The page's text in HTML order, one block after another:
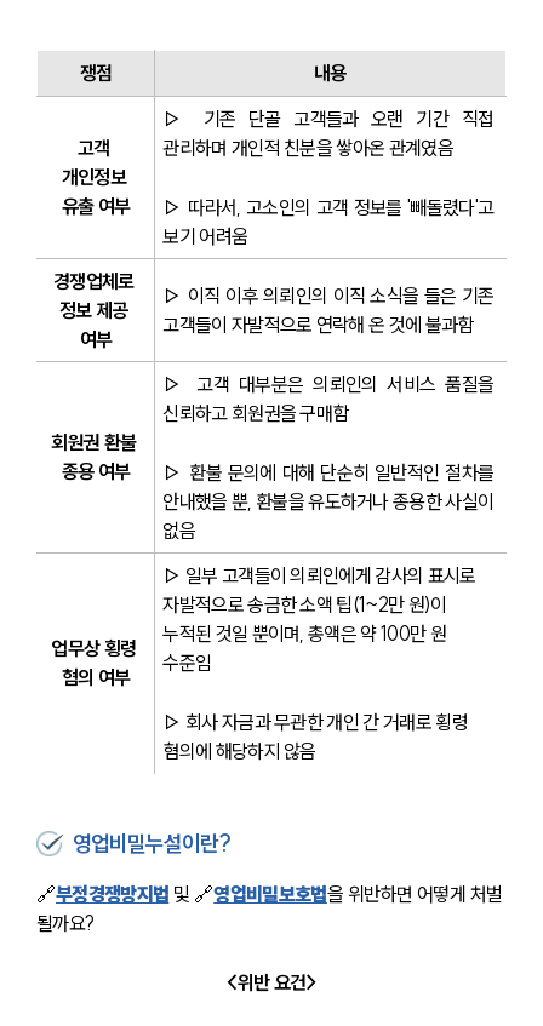
쟁점 내용
고객
개인정보
유출 여부
▷ 기존 단골 고객들과 오랜 기간 직접
관리하며 개인적 친분을 쌓아온 관계였음
▷ 따라서, 고소인의 고객 정보를 '빼돌렸다'고
보기 어려움
경쟁업체로
정보 제공
여부
▷ 이직 이후 의뢰인의 이직 소식을 들은 기존
고객들이 자발적으로 연락해 온 것에 불과함
회원권 환불
종용 여부
▷ 고객 대부분은 의뢰인의 서비스 품질을
신뢰하고 회원권을 구매함
▷ 환불 문의에 대해 단순히 일반적인 절차를
안내했을 뿐, 환불을 유도하거나 종용한 사실이
없음
업무상 횡령
혐의 여부
▷ 일부 고객들이 의뢰인에게 감사의 표시로
자발적으로 송금한 소액 팁(1~2만 원)이
누적된 것일 뿐이며, 총액은 약 100만 원
수준임
▷ 회사 자금과 무관한 개인 간 거래로 횡령
혐의에 해당하지 않음
영업비밀누설이란?
🔗부정경쟁방지법 및 🔗영업비밀보호법을 위반하면 어떻게 처벌
될까요?
<위반 요건>